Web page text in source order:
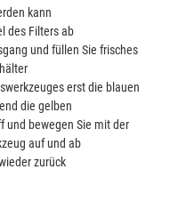
kann
des Filters ab
und füllen Sie frisches
erst die blauen
die gelben
bewegen Sie mit der
auf und ab
zurück